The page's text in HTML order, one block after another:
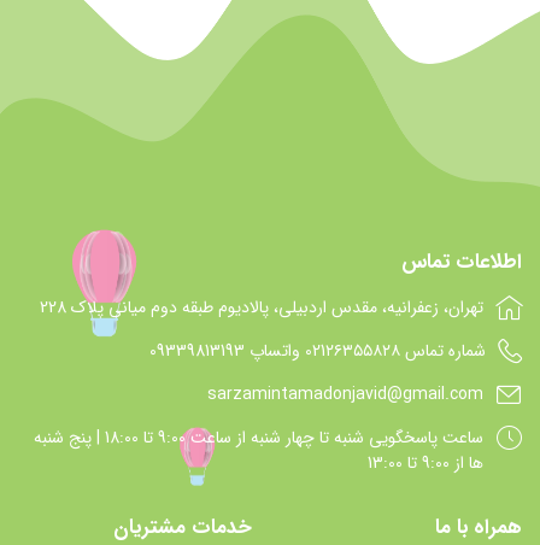
اطلاعات تماس
تهران، زعفرانیه، مقدس اردبیلی، پالادیوم طبقه دوم میانی پلاک 228
شماره تماس 021۲۶۳۵۵۸۲۸ واتساپ 09339813193
sarzamintamadonjavid@gmail.com
ساعت پاسخگويي شنبه تا چهار شنبه از ساعت 9:00 تا 18:00 | پنج شنبه
ها از 9:00 تا 13:00
همراه با ما خدمات مشتریان